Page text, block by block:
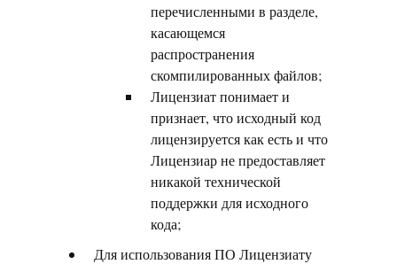
перечисленными в разделе,
касающемся
распространения
скомпилированных файлов;
Лицензиат понимает и
признает, что исходный код
лицензируется как есть и что
Лицензиар не предоставляет
никакой технической
поддержки для исходного
кода;
Для использования ПО Лицензиату